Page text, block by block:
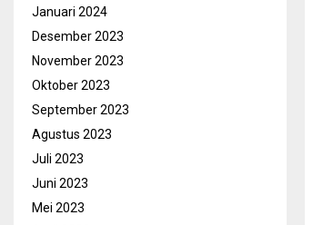
Januari 2024
Desember 2023
November 2023
Oktober 2023
September 2023
Agustus 2023
Juli 2023
Juni 2023
Mei 2023